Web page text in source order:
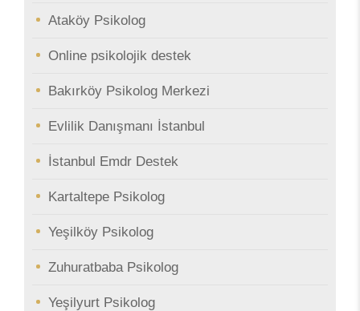
Ataköy Psikolog
Online psikolojik destek
Bakırköy Psikolog Merkezi
Evlilik Danışmanı İstanbul
İstanbul Emdr Destek
Kartaltepe Psikolog
Yeşilköy Psikolog
Zuhuratbaba Psikolog
Yeşilyurt Psikolog